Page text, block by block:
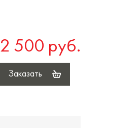
2 500 руб.
Заказать